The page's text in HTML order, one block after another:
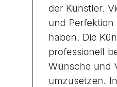
der Künstler.
und Perfektion
haben. Die
professionell
Wünsche und
umzusetzen.